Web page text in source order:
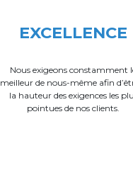
EXCELLENCE
Nous exigeons constamment
meilleur de nous-même afin
la hauteur des exigences les
pointues de nos clients.